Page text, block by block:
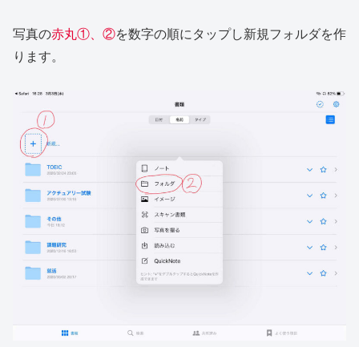
写真の赤丸①、②を数字の順にタップし新規フォルダを作
ります。